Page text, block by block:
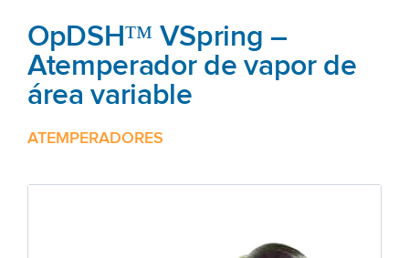
OpDSH™ VSpring –
Atemperador de vapor de
área variable
ATEMPERADORES